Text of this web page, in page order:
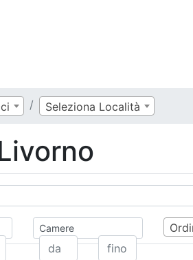
Seleziona Località
Camere